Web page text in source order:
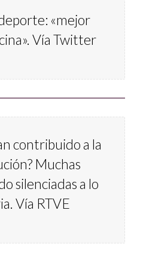
«mejor
Vía Twitter
contribuido a la
Muchas
silenciadas a lo
Vía RTVE